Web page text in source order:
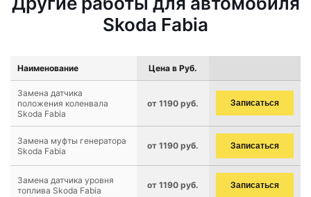
Skoda Fabia
Наименование Цена в Руб.
Замена датчика
положения коленвала
Skoda Fabia
от 1190 руб. Записаться
Замена муфты генератора
Skoda Fabia
от 1190 руб. Записаться
Замена датчика уровня
топлива Skoda Fabia
от 1190 руб. Записаться